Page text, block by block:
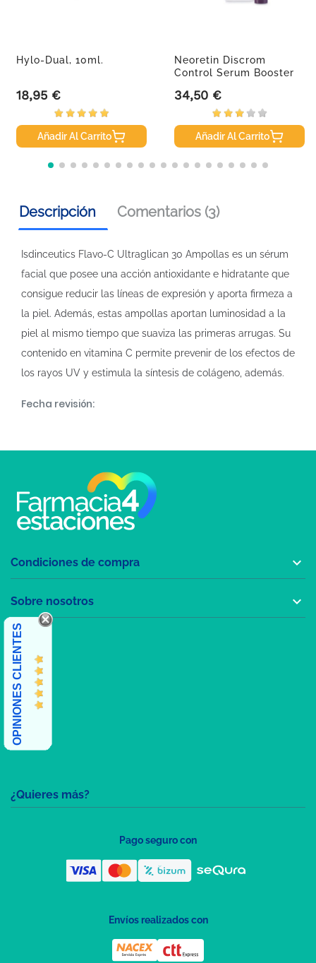
Hylo-Dual, 10ml.
Precio
18,95 €
Añadir Al Carrito
Neoretin Discrom
Control Serum Booster
Precio
34,50 €
Añadir Al Carrito
Descripción Comentarios (3)
Isdinceutics Flavo-C Ultraglican 30 Ampollas es un sérum
facial que posee una acción antioxidante e hidratante que
consigue reducir las líneas de expresión y aporta firmeza a
la piel. Además, estas ampollas aportan luminosidad a la
piel al mismo tiempo que suaviza las primeras arrugas. Su
contenido en vitamina C permite prevenir de los efectos de
los rayos UV y estimula la síntesis de colágeno, además.
Fecha revisión:
¿Quieres más?
Condiciones de compra 
Sobre nosotros 
OPINIONES CLIENTES
Pago seguro con
Envíos realizados con